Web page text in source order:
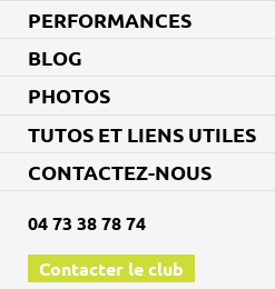
PERFORMANCES
BLOG
PHOTOS
TUTOS ET LIENS UTILES
CONTACTEZ-NOUS
04 73 38 78 74
Contacter le club